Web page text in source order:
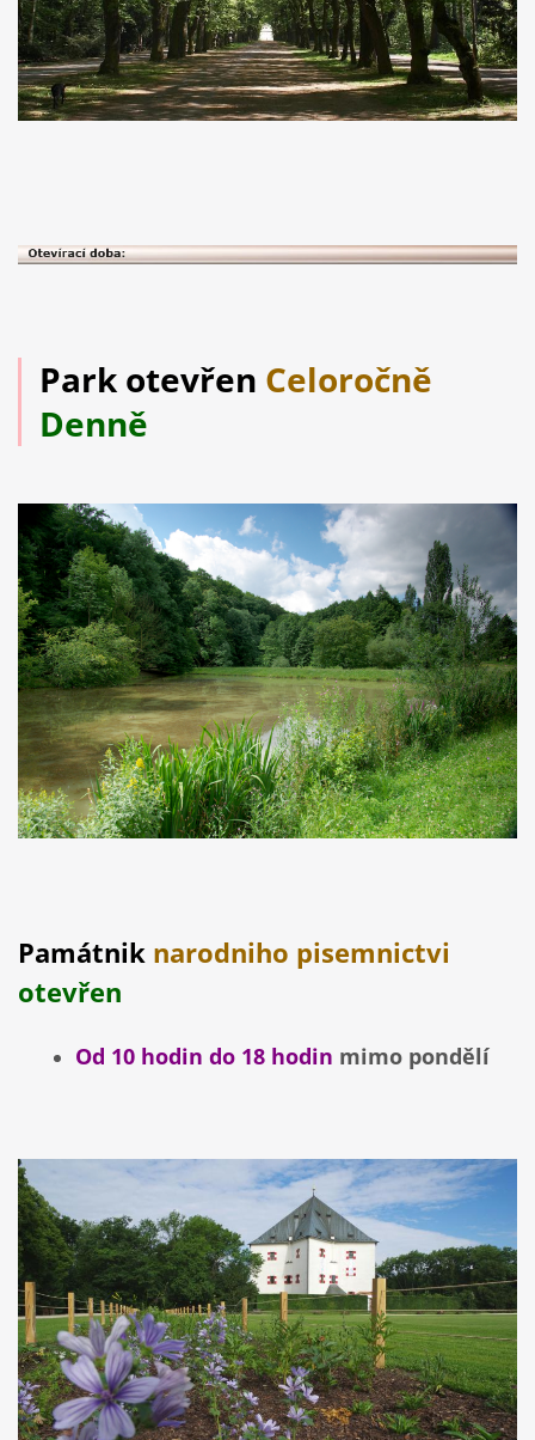
Park otevřen Celoročně
Denně
Památnik narodniho pisemnictvi
otevřen
Od 10 hodin do 18 hodin mimo pondělí